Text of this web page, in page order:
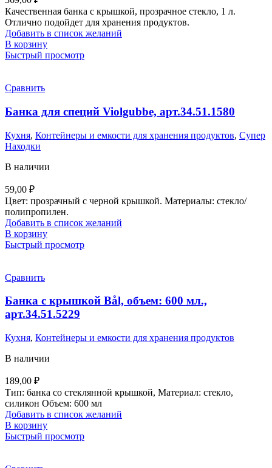
Качественная банка с крышкой, прозрачное стекло, 1 л.
Отлично подойдет для хранения продуктов.
Добавить в список желаний
В корзину
Быстрый просмотр
Сравнить
Банка для специй Violgubbe, арт.34.51.1580
Кухня, Контейнеры и емкости для хранения продуктов, Супер
Находки
В наличии
59,00 ₽
Цвет: прозрачный с черной крышкой. Материалы: стекло/
полипропилен.
Добавить в список желаний
В корзину
Быстрый просмотр
Сравнить
Банка с крышкой Bål, объем: 600 мл.,
арт.34.51.5229
Кухня, Контейнеры и емкости для хранения продуктов
В наличии
189,00 ₽
Тип: банка со стеклянной крышкой, Материал: стекло,
силикон Объем: 600 мл
Добавить в список желаний
В корзину
Быстрый просмотр